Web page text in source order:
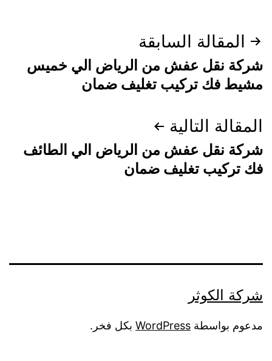
تصفّح
المقالات
المقالة السابقة
شركة نقل عفش من الرياض الي خميس
مشيط فك تركيب تغليف ضمان
المقالة التالية
شركة نقل عفش من الرياض الي الطائف
فك تركيب تغليف ضمان
شركة الكوثر
مدعوم بواسطة WordPress بكل فخر.